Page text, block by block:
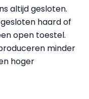
altijd gesloten.
haard of
open toestel.
minder
hoger